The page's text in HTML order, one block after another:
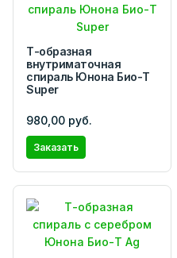
Т-образная
внутриматочная
спираль Юнона Био-Т
Super
980,00 руб.
Заказать